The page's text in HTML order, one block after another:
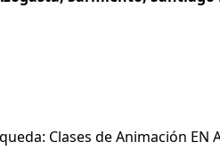
Clases de Animación EN